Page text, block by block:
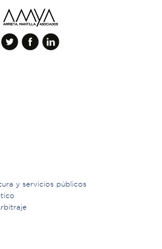
y servicios públicos